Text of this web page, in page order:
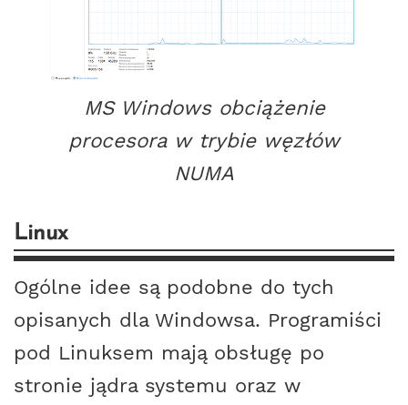
MS Windows obciążenie
procesora w trybie węzłów
NUMA
Linux
Ogólne idee są podobne do tych
opisanych dla Windowsa. Programiści
pod Linuksem mają obsługę po
stronie jądra systemu oraz w